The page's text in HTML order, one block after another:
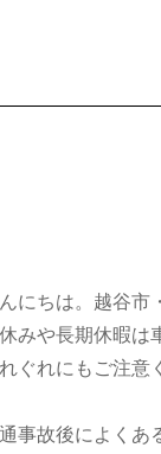
にちは。越谷市
みや長期休暇は
ぐれにもご注意
事故後によくあ